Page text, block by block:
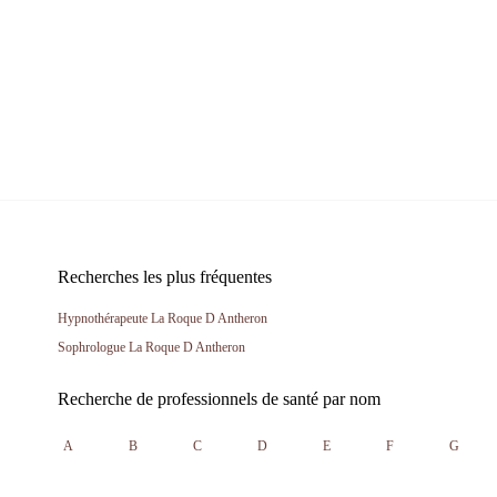
Recherches les plus fréquentes
Hypnothérapeute La Roque D Antheron
Sophrologue La Roque D Antheron
Recherche de professionnels de santé par nom
A B C D E F G